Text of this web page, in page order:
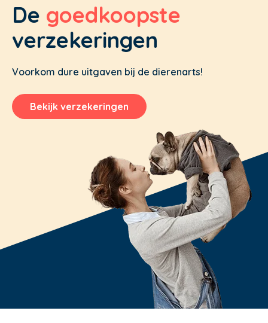
De goedkoopste
verzekeringen
Voorkom dure uitgaven bij de dierenarts!
Bekijk verzekeringen